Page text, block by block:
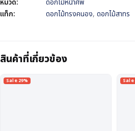
หมวด:
ดอกไม้หน้าศพ
แท็ก:
ดอกไม้ทรงคนอง, ดอกไม้สาทร
สินค้าที่เกี่ยวข้อง
Sale 29% Sale